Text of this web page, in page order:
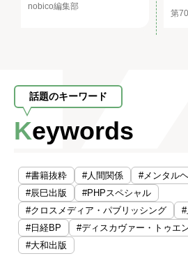
nobico編集部
第
話題のキーワード
Keywords
#書籍抜粋 #人間関係
#メンタル
#辰巳出版
#PHPスペシャル
#クロスメディア・パブリッシング
#日経BP
#ディスカヴァー・トゥエ
#大和出版